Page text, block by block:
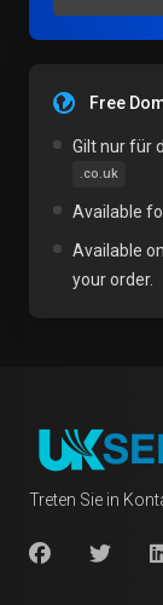
Free
Gilt nur für
.co.uk
Available
Available
your order.
Treten Sie in